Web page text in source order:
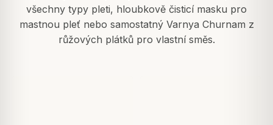
všechny typy pleti, hloubkově čisticí masku pro
mastnou pleť nebo samostatný Varnya Churnam z
růžových plátků pro vlastní směs.